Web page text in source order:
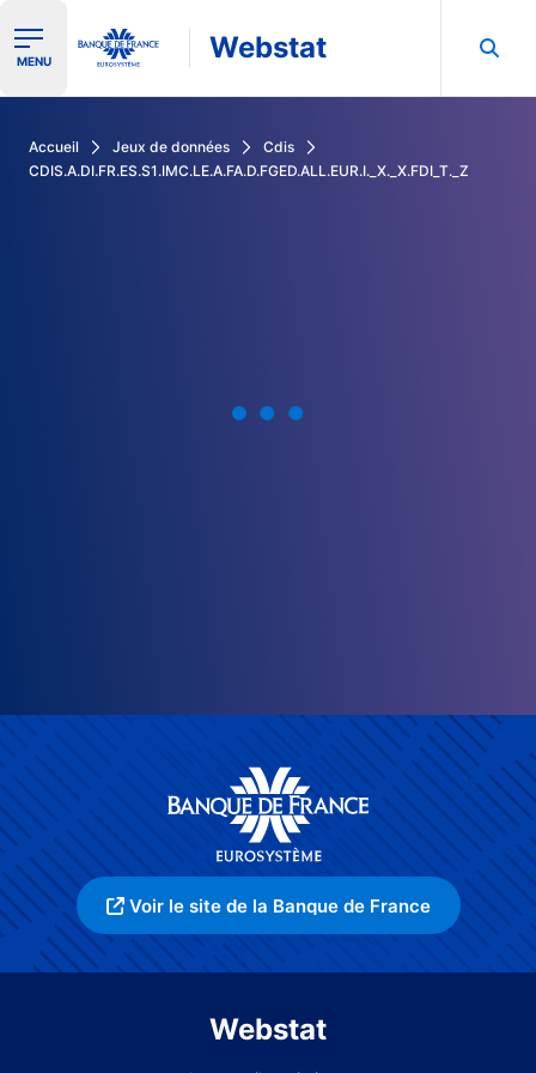
Ouvrir le menu de navigation
MENU Webstat
Accueil Jeux de données
Cdis
CDIS.A.DI.FR.ES.S1.IMC.LE.A.FA.D.FGED.ALL.EUR.I._X._X.FDI_T._Z
Voir le site de la Banque de France
Webstat